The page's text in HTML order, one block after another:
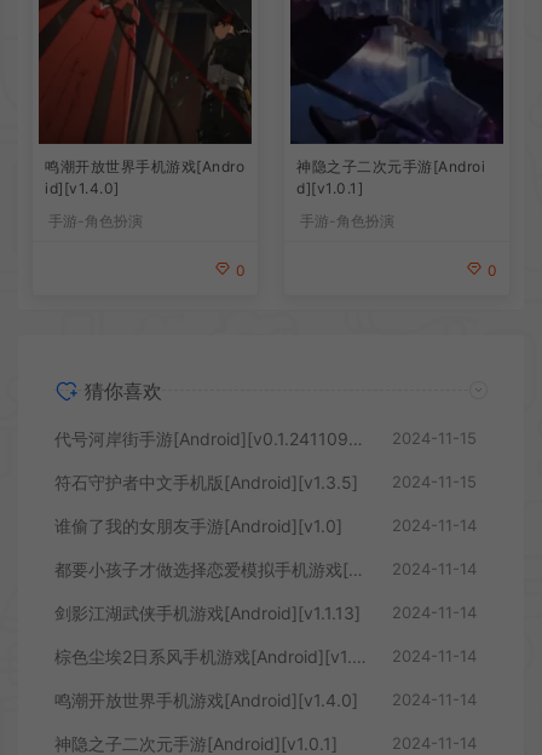
鸣潮开放世界手机游戏[Andro
id][v1.4.0]
手游-角色扮演
0
神隐之子二次元手游[Androi
d][v1.0.1]
手游-角色扮演
0
猜你喜欢
代号河岸街手游[Android][v0.1.24110901] 2024-11-15
符石守护者中文手机版[Android][v1.3.5] 2024-11-15
谁偷了我的女朋友手游[Android][v1.0] 2024-11-14
都要小孩子才做选择恋爱模拟手机游戏[Android][v1.0.0.1] 2024-11-14
剑影江湖武侠手机游戏[Android][v1.1.13] 2024-11-14
棕色尘埃2日系风手机游戏[Android][v1.73.11] 2024-11-14
鸣潮开放世界手机游戏[Android][v1.4.0] 2024-11-14
神隐之子二次元手游[Android][v1.0.1] 2024-11-14